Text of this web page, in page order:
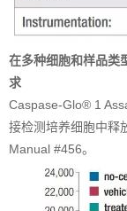
在多种细胞和样品类
求
Caspase-Glo® 1
接检测培养细胞中释
Manual #456。